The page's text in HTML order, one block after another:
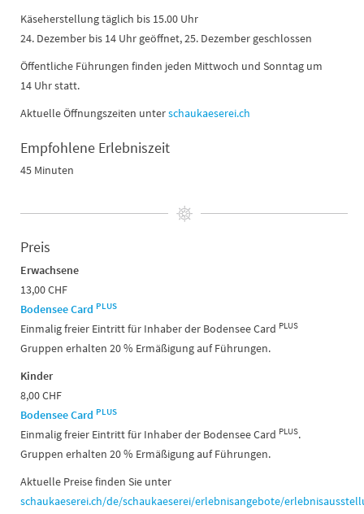
Käseherstellung täglich bis 15.00 Uhr
24. Dezember bis 14 Uhr geöffnet, 25. Dezember geschlossen
Öffentliche Führungen finden jeden Mittwoch und Sonntag um
14 Uhr statt.
Aktuelle Öffnungszeiten unterschaukaeserei.ch
Empfohlene Erlebniszeit
45 Minuten
Preis
Erwachsene
13,00 CHF
Bodensee Card PLUS
Einmalig freier Eintritt für Inhaber der Bodensee Card PLUS
Gruppen erhalten 20 % Ermäßigung auf Führungen.
Kinder
8,00 CHF
Bodensee Card PLUS
Einmalig freier Eintritt für Inhaber der Bodensee Card PLUS.
Gruppen erhalten 20 % Ermäßigung auf Führungen.
Aktuelle Preise finden Sie unter
schaukaeserei.ch/de/schaukaeserei/erlebnisangebote/